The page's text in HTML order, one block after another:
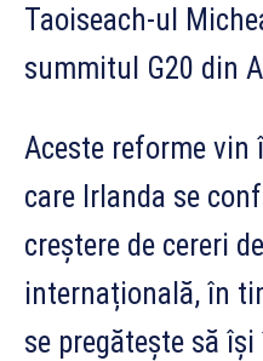
Taoiseach-ul
summitul G20 din
Aceste reforme
care Irlanda se
creștere de cereri
internațională, în
se pregătește să